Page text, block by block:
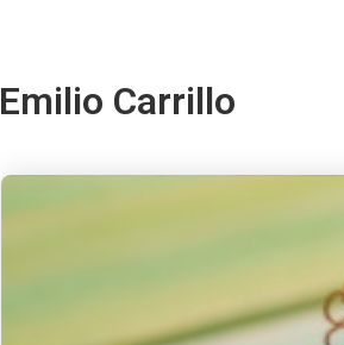
Emilio Carrillo